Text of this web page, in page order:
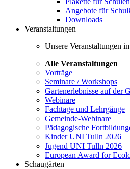
Angebote für
Downloads
Veranstaltungen
Unsere Veranstaltungen
Alle Veranstaltungen
Vorträge
Seminare / Workshops
Gartenerlebnisse auf
Webinare
Fachtage und Lehrgänge
Gemeinde-Webinare
Pädagogische
Kinder UNI Tulln 2026
Jugend UNI Tulln 2026
European Award for
Schaugärten